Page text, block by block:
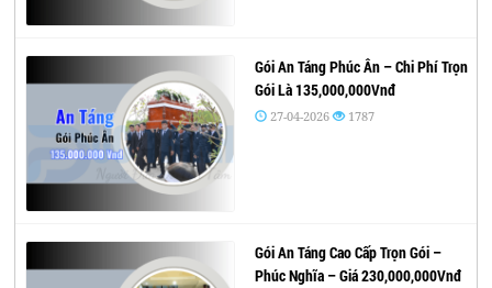
Gói An Táng Phúc Ân – Chi Phí Trọn
Gói Là 135,000,000Vnđ
27-04-2026 1787
Gói An Táng Cao Cấp Trọn Gói –
Phúc Nghĩa – Giá 230,000,000Vnđ